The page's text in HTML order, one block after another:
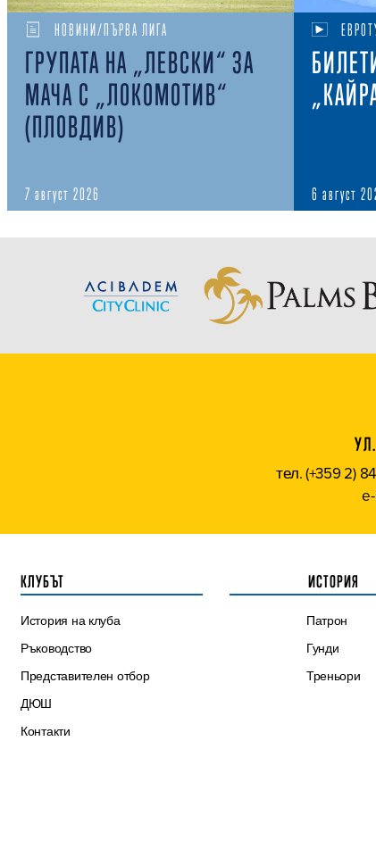
НОВИНИ/ПЪРВА ЛИГА
ГРУПАТА НА „ЛЕВСКИ“ ЗА
МАЧА С „ЛОКОМОТИВ“
(ПЛОВДИВ)
7 август 2026 6 август
тел. (+359 2)
КЛУБЪТ
История на клуба
Ръководство
Представителен отбор
ДЮШ
Контакти
ИСТОРИЯ
Патрон
Гунди
Треньори